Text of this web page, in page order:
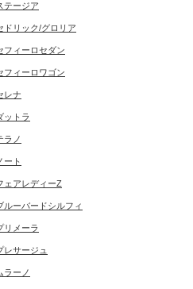
テージア
ドリック/グロリア
フィーロセダン
フィーロワゴン
レナ
ットラ
ラノ
ート
ェアレディーZ
ルーバードシルフィ
リメーラ
レサージュ
ラーノ